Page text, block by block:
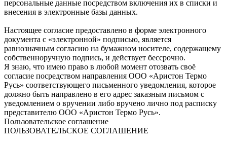
персональные данные посредством включения их в списки и
внесения в электронные базы данных.
Настоящее согласие предоставлено в форме электронного
документа с «электронной» подписью, является
равнозначным согласию на бумажном носителе, содержащему
собственноручную подпись, и действует бессрочно.
Я знаю, что имею право в любой момент отозвать своё
согласие посредством направления ООО «Аристон Термо
Русь» соответствующего письменного уведомления, которое
должно быть направлено в его адрес заказным письмом с
уведомлением о вручении либо вручено лично под расписку
представителю ООО «Аристон Термо Русь».
Пользовательское соглашение
ПОЛЬЗОВАТЕЛЬСКОЕ СОГЛАШЕНИЕ